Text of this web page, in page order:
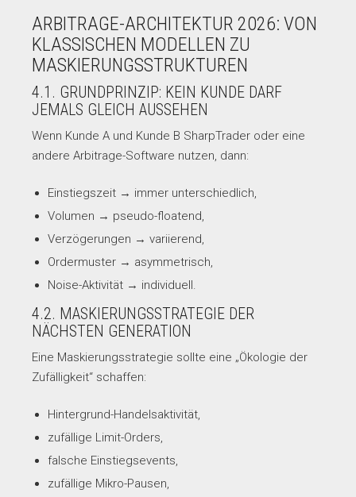
ARBITRAGE-ARCHITEKTUR 2026: VON
KLASSISCHEN MODELLEN ZU
MASKIERUNGSSTRUKTUREN
4.1. GRUNDPRINZIP: KEIN KUNDE DARF
JEMALS GLEICH AUSSEHEN
Wenn Kunde A und Kunde B SharpTrader oder eine
andere Arbitrage-Software nutzen, dann:
Einstiegszeit → immer unterschiedlich,
Volumen → pseudo-floatend,
Verzögerungen → variierend,
Ordermuster → asymmetrisch,
Noise-Aktivität → individuell.
4.2. MASKIERUNGSSTRATEGIE DER
NÄCHSTEN GENERATION
Eine Maskierungsstrategie sollte eine „Ökologie der
Zufälligkeit“ schaffen:
Hintergrund-Handelsaktivität,
zufällige Limit-Orders,
falsche Einstiegsevents,
zufällige Mikro-Pausen,